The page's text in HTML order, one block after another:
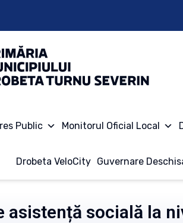
Public Monitorul Oficial Local
Drobeta VeloCity Guvernare
socială la